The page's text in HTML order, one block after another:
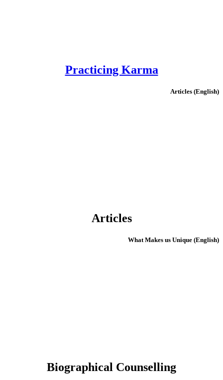
Practicing Karma
(English) Articles
Articles
(English) What Makes us Unique
Biographical Counselling